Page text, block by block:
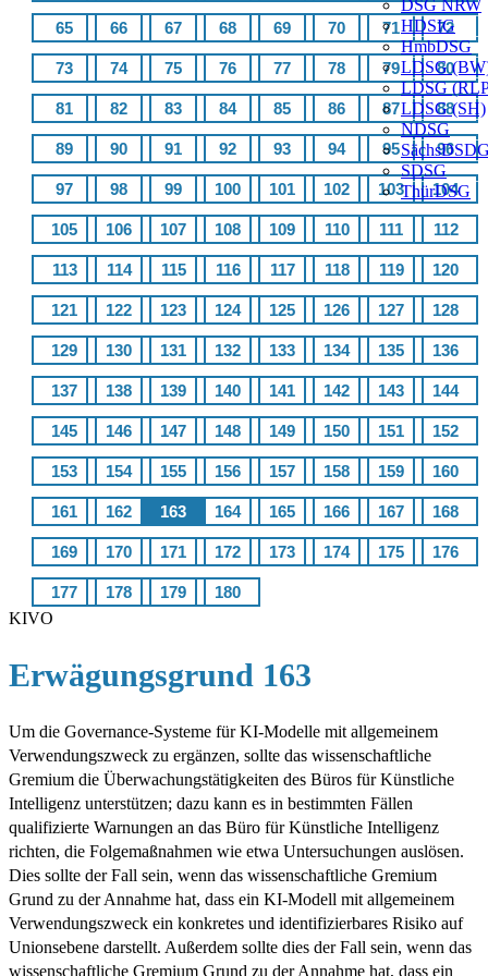
DSG NRW
HDSIG
HmbDSG
LDSG
LDSG
LDSG (SH)
NDSG
SDSG
ThürDSG
65 66 67 68 69 70 71 72
73 74 75 76 77 78 79 80
81 82 83 84 85 86 87 88
89 90 91 92 93 94 95 96
97 98 99 100 101 102 103 104
105 106 107 108 109 110 111 112
113 114 115 116 117 118 119 120
121 122 123 124 125 126 127 128
129 130 131 132 133 134 135 136
137 138 139 140 141 142 143 144
145 146 147 148 149 150 151 152
153 154 155 156 157 158 159 160
161 162 163 164 165 166 167 168
169 170 171 172 173 174 175 176
177 178 179
180
KIVO
Erwägungsgrund 163
Um die Governance-Systeme für KI-Modelle mit allgemeinem
Verwendungszweck zu ergänzen, sollte das wissenschaftliche
Gremium die Überwachungstätigkeiten des Büros für Künstliche
Intelligenz unterstützen; dazu kann es in bestimmten Fällen
qualifizierte Warnungen an das Büro für Künstliche Intelligenz
richten, die Folgemaßnahmen wie etwa Untersuchungen auslösen.
Dies sollte der Fall sein, wenn das wissenschaftliche Gremium
Grund zu der Annahme hat, dass ein KI-Modell mit allgemeinem
Verwendungszweck ein konkretes und identifizierbares Risiko auf
Unionsebene darstellt. Außerdem sollte dies der Fall sein, wenn das
wissenschaftliche Gremium Grund zu der Annahme hat, dass ein